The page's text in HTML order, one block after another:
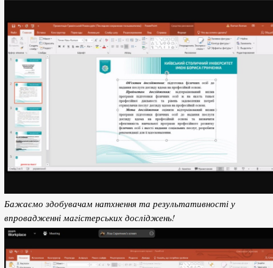
Бажаємо здобувачам натхнення та результативності у
впровадженні магістерських досліджень!